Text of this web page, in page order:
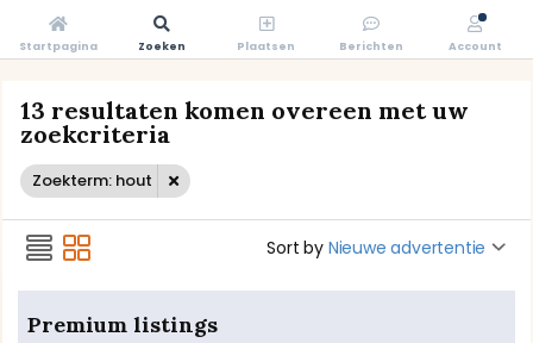
13 resultaten komen overeen met uw
zoekcriteria
Zoekterm: hout
Sort by Nieuwe advertentie
Premium listings
Startpagina Zoeken Plaatsen Berichten Account